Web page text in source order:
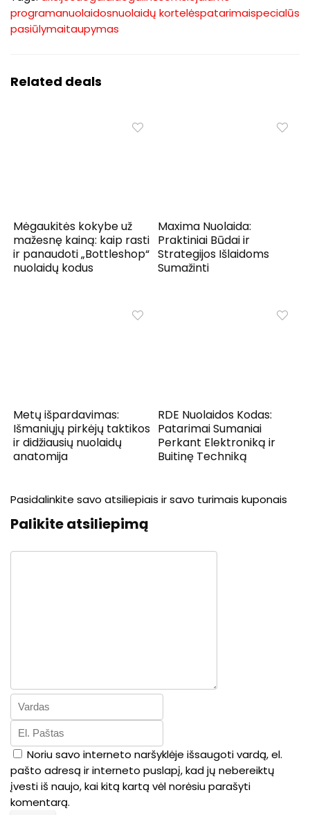
programanuolaidosnuolaidų kortelėspatarimaispecialūs
pasiūlymaitaupymas
Related deals
Mėgaukitės kokybe už
mažesnę kainą: kaip rasti
ir panaudoti „Bottleshop“
nuolaidų kodus
Maxima Nuolaida:
Praktiniai Būdai ir
Strategijos Išlaidoms
Sumažinti
Metų išpardavimas:
Išmaniųjų pirkėjų taktikos
ir didžiausių nuolaidų
anatomija
RDE Nuolaidos Kodas:
Patarimai Sumaniai
Perkant Elektroniką ir
Buitinę Techniką
Pasidalinkite savo atsiliepiais ir savo turimais kuponais
Palikite atsiliepimą
Noriu savo interneto naršyklėje išsaugoti vardą, el.
pašto adresą ir interneto puslapį, kad jų nebereiktų
įvesti iš naujo, kai kitą kartą vėl norėsiu parašyti
komentarą.